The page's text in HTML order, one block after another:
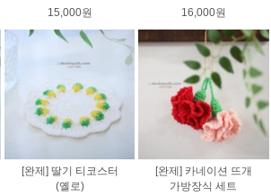
15,000원
16,000원
[완제] 딸기 티코스터
(옐로)
[완제] 카네이션 뜨개
가방장식 세트